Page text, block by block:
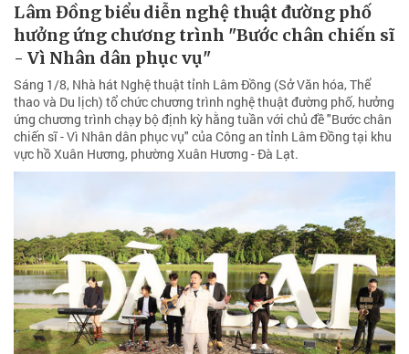
Lâm Đồng biểu diễn nghệ thuật đường phố
hưởng ứng chương trình "Bước chân chiến sĩ
- Vì Nhân dân phục vụ"
Sáng 1/8, Nhà hát Nghệ thuật tỉnh Lâm Đồng (Sở Văn hóa, Thể
thao và Du lịch) tổ chức chương trình nghệ thuật đường phố, hưởng
ứng chương trình chạy bộ định kỳ hằng tuần với chủ đề "Bước chân
chiến sĩ - Vì Nhân dân phục vụ" của Công an tỉnh Lâm Đồng tại khu
vực hồ Xuân Hương, phường Xuân Hương - Đà Lạt.